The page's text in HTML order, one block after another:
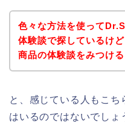
色々な方法を使って
体験談で探しているけ
商品の体験談をみつけ
と、感じている人もこち
はいるのではないでしょ